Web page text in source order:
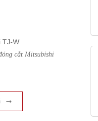
TJ-W
cắt Mitsubishi